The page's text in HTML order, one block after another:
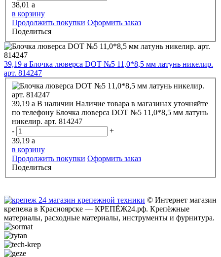
38,01 a
в корзину
Продолжить покупки Оформить заказ
Поделиться
39,19 a Блочка люверса DOT №5 11,0*8,5 мм латунь никелир.
арт. 814247
39,19 a В наличии Наличие товара в магазинах уточняйте
по телефону Блочка люверса DOT №5 11,0*8,5 мм латунь
никелир. арт. 814247
-
+
39,19 a
в корзину
Продолжить покупки Оформить заказ
Поделиться
© Интернет магазин
крепежа в Красноярске — КРЕПЁЖ24.рф. Крепёжные
материалы, расходные материалы, инструменты и фурнитура.